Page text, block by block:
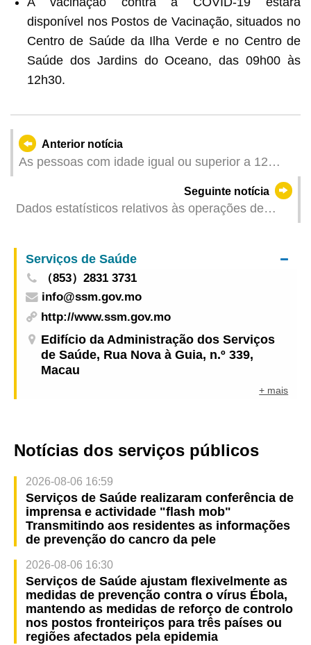
disponível nos Postos de Vacinação, situados no
Centro de Saúde da Ilha Verde e no Centro de
Saúde dos Jardins do Oceano, das 09h00 às
12h30.
Anterior notícia
As pessoas com idade igual ou superior a 12
mRNA contra a XBB a partir de amanhã (dia 19)
Seguinte notícia
Dados estatísticos relativos às operações de
Novembro de 2023
Serviços de Saúde
（853）2831 3731
info@ssm.gov.mo
http://www.ssm.gov.mo
Edifício da Administração dos Serviços
de Saúde, Rua Nova à Guia, n.º 339,
Macau
+ mais
Notícias dos serviços públicos
2026-08-06 16:59
Serviços de Saúde realizaram conferência de
imprensa e actividade "flash mob"
Transmitindo aos residentes as informações
de prevenção do cancro da pele
2026-08-06 16:30
Serviços de Saúde ajustam flexivelmente as
medidas de prevenção contra o vírus Ébola,
mantendo as medidas de reforço de controlo
nos postos fronteiriços para três países ou
regiões afectados pela epidemia